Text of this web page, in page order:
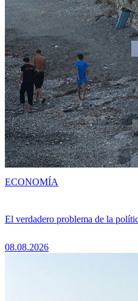
El verdadero problema de la
08.08.2026
ECONOMÍA